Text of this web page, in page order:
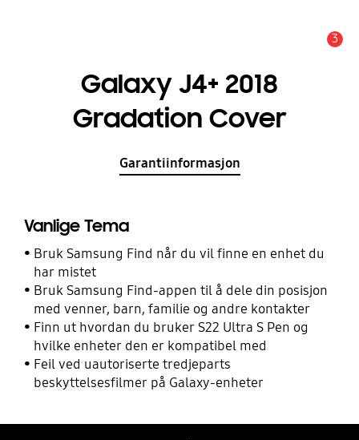
3
Galaxy J4+ 2018
Gradation Cover
Garantiinformasjon
Vanlige Tema
Bruk Samsung Find når du vil finne en enhet du
har mistet
Bruk Samsung Find-appen til å dele din posisjon
med venner, barn, familie og andre kontakter
Finn ut hvordan du bruker S22 Ultra S Pen og
hvilke enheter den er kompatibel med
Feil ved uautoriserte tredjeparts
beskyttelsesfilmer på Galaxy-enheter